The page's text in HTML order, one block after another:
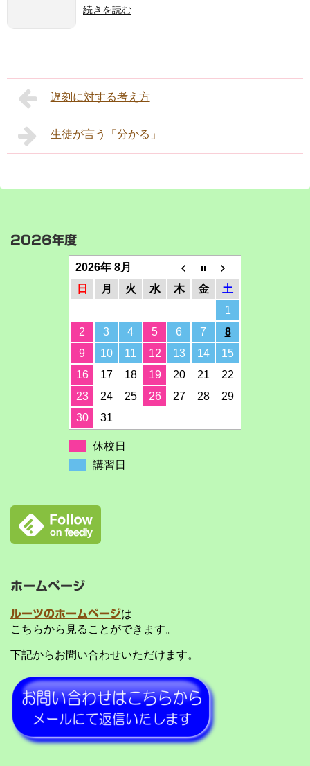
続きを読む
遅刻に対する考え方
生徒が言う「分かる」
2026年度
2026年 8月
日
月 火 水 木 金
土
1
2
3 4 5 6 7
8
9
10 11 12 13 14
15
16
17 18 19 20 21
22
23
24 25 26 27 28
29
30
31
休校日
講習日
ホームページ
ルーツのホームページは
こちらから見ることができます。
下記からお問い合わせいただけます。